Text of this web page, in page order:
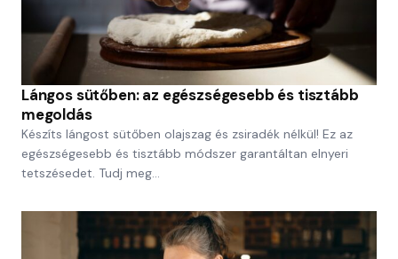
Lángos sütőben: az egészségesebb és tisztább
megoldás
Készíts lángost sütőben olajszag és zsiradék nélkül! Ez az
egészségesebb és tisztább módszer garantáltan elnyeri
tetszésedet. Tudj meg…